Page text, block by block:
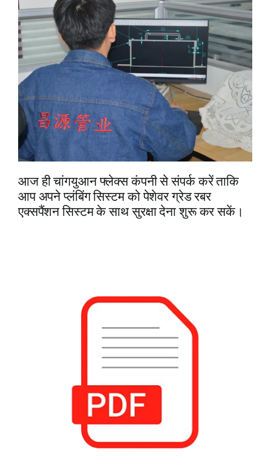
आज ही चांगयुआन फ्लेक्स कंपनी से संपर्क करें ताकि
आप अपने प्लंबिंग सिस्टम को पेशेवर ग्रेड रबर
एक्सपैंशन सिस्टम के साथ सुरक्षा देना शुरू कर सकें।